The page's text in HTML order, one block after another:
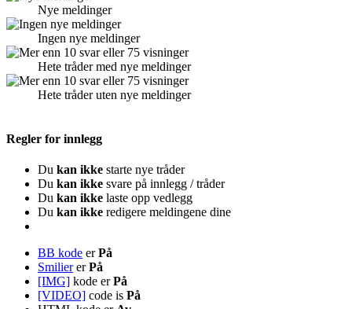
Nye meldinger
Ingen nye meldinger
Hete tråder med nye meldinger
Hete tråder uten nye meldinger
Regler for innlegg
Du kan ikke starte nye tråder
Du kan ikke svare på innlegg / tråder
Du kan ikke laste opp vedlegg
Du kan ikke redigere meldingene dine
BB kode erPå
SmiliererPå
[IMG] kode erPå
[VIDEO] code is På